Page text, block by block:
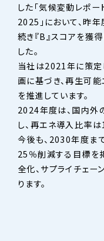
した「気候変動レポー
2025」において、昨年
続き『B』スコアを獲
した。
当社は2021年に策定
画に基づき、再生可
を推進しています。
2024年度は、国内外
し、再エネ導入比率
今後も、2030年度ま
25％削減する目標を
全化、サプライチェ
ります。